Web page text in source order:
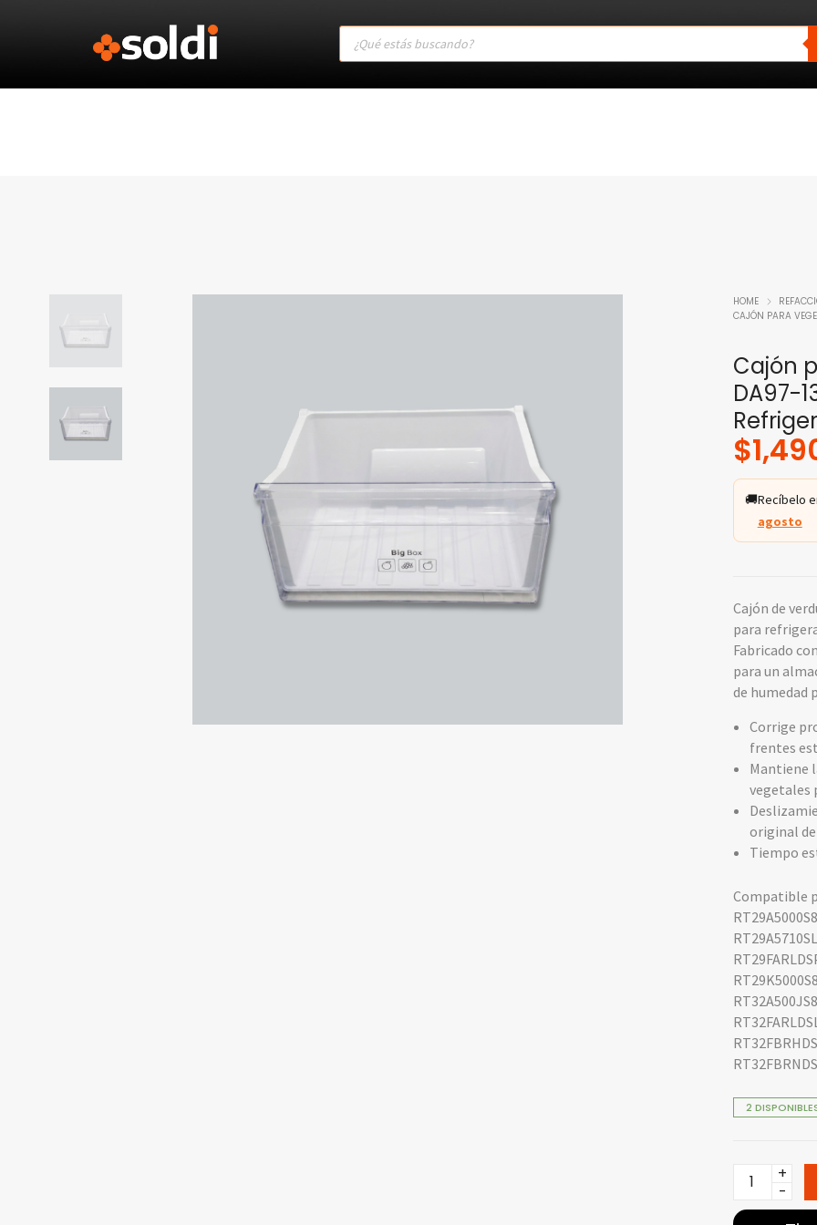
Products
search
HOME
CAJÓN PARA
Cajón
DA97-
$
🚚Recíbelo
agosto
Cajón de
para
Fabricado
para un
de humedad
Corrige
frentes
Mantiene
vegetales
original
Tiempo
Compatible
2
Cajón
Vegetales